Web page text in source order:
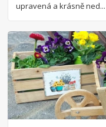
upravená a krásně